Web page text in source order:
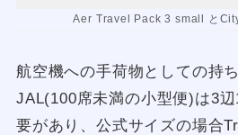
Aer Travel Pack 3 small と
航空機への手荷物としての持
JAL(100席未満の小型便)は3
要があり、公式サイズの場合